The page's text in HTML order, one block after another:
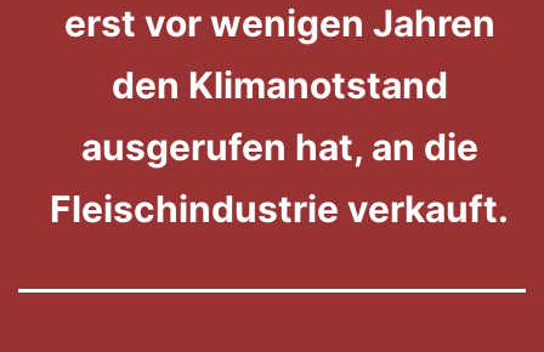
erst vor wenigen Jahren
den Klimanotstand
ausgerufen hat, an die
Fleischindustrie verkauft.